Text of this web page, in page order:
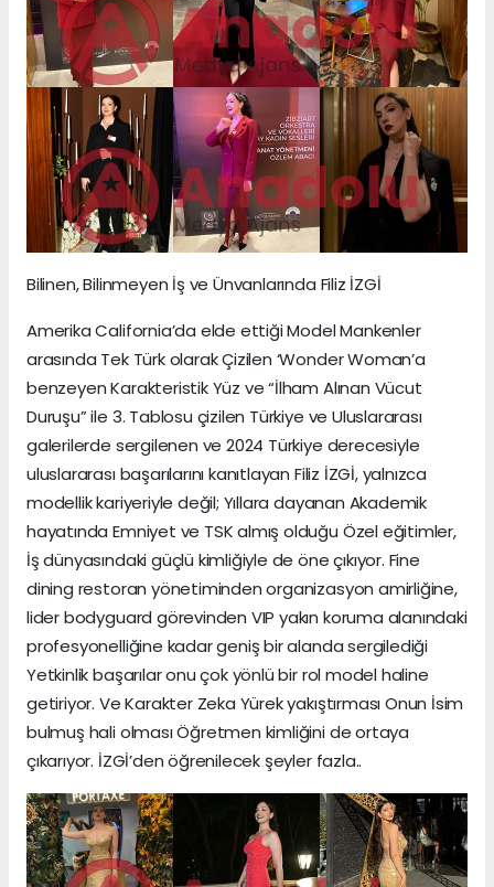
Bilinen, Bilinmeyen İş ve Ünvanlarında Filiz İZGİ
Amerika California’da elde ettiği Model Mankenler
arasında Tek Türk olarak Çizilen ‘Wonder Woman’a
benzeyen Karakteristik Yüz ve “İlham Alınan Vücut
Duruşu” ile 3. Tablosu çizilen Türkiye ve Uluslararası
galerilerde sergilenen ve 2024 Türkiye derecesiyle
uluslararası başarılarını kanıtlayan Filiz İZGİ, yalnızca
modellik kariyeriyle değil; Yıllara dayanan Akademik
hayatında Emniyet ve TSK almış olduğu Özel eğitimler,
İş dünyasındaki güçlü kimliğiyle de öne çıkıyor. Fine
dining restoran yönetiminden organizasyon amirliğine,
lider bodyguard görevinden VIP yakın koruma alanındaki
profesyonelliğine kadar geniş bir alanda sergilediği
Yetkinlik başarılar onu çok yönlü bir rol model haline
getiriyor. Ve Karakter Zeka Yürek yakıştırması Onun İsim
bulmuş hali olması Öğretmen kimliğini de ortaya
çıkarıyor. İZGİ’den öğrenilecek şeyler fazla..